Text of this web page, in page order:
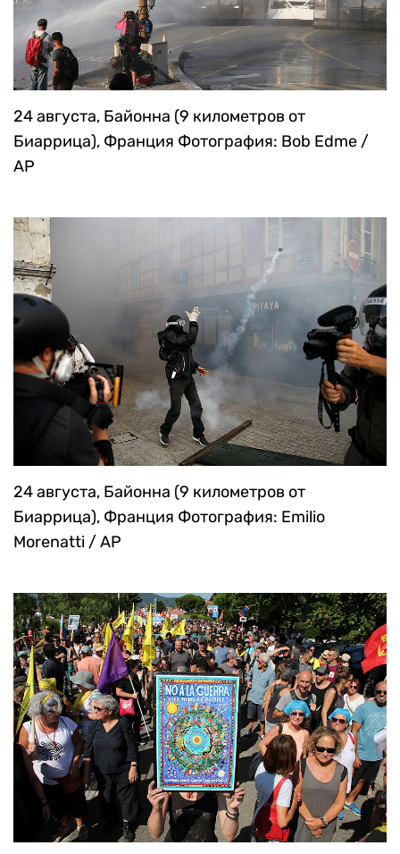
24 августа, Байонна (9 километров от
Биаррица), Франция Фотография: Bob Edme /
AP
24 августа, Байонна (9 километров от
Биаррица), Франция Фотография: Emilio
Morenatti / AP